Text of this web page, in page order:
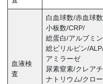
血液検
査
白血球数/赤血球
小板数/CRP/
総蛋白/アルブミ
総ビリルビン/
アミラーゼ
尿素窒素/クレア
ナトリウム/クロ